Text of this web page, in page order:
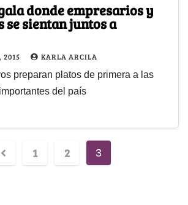
donde empresarios y
se sientan juntos a
2015 KARLA ARCILA
preparan platos de primera a las
del país
1 2 3